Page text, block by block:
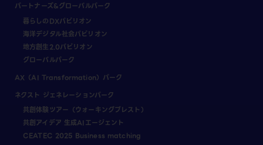
パートナーズ&グローバルパーク
暮らしのDXパビリオン
海洋デジタル社会パビリオン
地方創生2.0パビリオン
グローバルパーク
AX（AI Transformation）パーク
ネクスト ジェネレーションパーク
共創体験ツアー（ウォーキングブレスト）
共創アイデア 生成AIエージェント
CEATEC 2025 Business matching